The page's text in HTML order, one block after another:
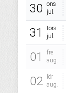
30 ons
jul.
31
tors
jul.
01
fre
aug.
02
lör
aug.